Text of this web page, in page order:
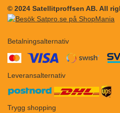
© 2024 Satellitproffsen AB. All
Betalningsalternativ
Leveransalternativ
Trygg shopping